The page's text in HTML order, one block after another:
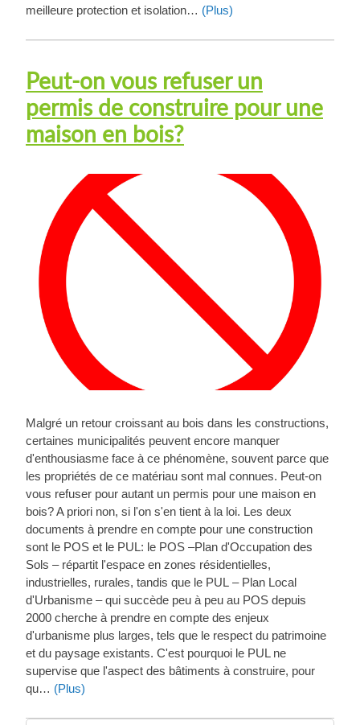
meilleure protection et isolation… (Plus)
Peut-on vous refuser un
permis de construire pour une
maison en bois?
Malgré un retour croissant au bois dans les constructions,
certaines municipalités peuvent encore manquer
d'enthousiasme face à ce phénomène, souvent parce que
les propriétés de ce matériau sont mal connues. Peut-on
vous refuser pour autant un permis pour une maison en
bois? A priori non, si l'on s'en tient à la loi. Les deux
documents à prendre en compte pour une construction
sont le POS et le PUL: le POS –Plan d'Occupation des
Sols – répartit l'espace en zones résidentielles,
industrielles, rurales, tandis que le PUL – Plan Local
d'Urbanisme – qui succède peu à peu au POS depuis
2000 cherche à prendre en compte des enjeux
d'urbanisme plus larges, tels que le respect du patrimoine
et du paysage existants. C'est pourquoi le PUL ne
supervise que l'aspect des bâtiments à construire, pour
qu… (Plus)